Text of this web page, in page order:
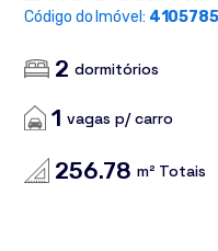
Código do Imóvel: 4105785
2 dormitórios
1 vagas p/ carro
256.78 m² Totais